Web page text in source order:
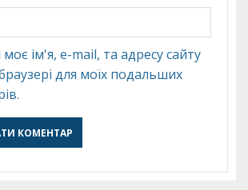
ім'я, e-mail, та адресу сайту
для моїх подальших